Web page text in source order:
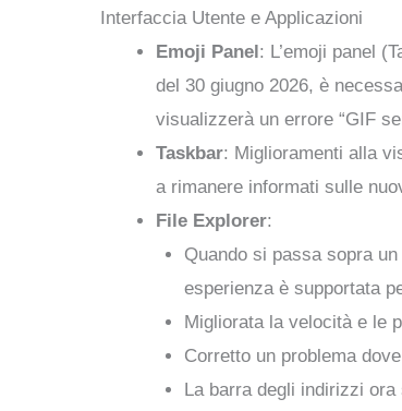
Interfaccia Utente e Applicazioni
Emoji Panel: L’emoji panel
del 30 giugno 2026, è
visualizzerà un errore “GIF
Taskbar: Miglioramenti alla
a rimanere informati sulle
File Explorer:
Quando si passa sopra
esperienza è supportata
Migliorata la velocità e le
Corretto un problema
La barra degli indirizzi